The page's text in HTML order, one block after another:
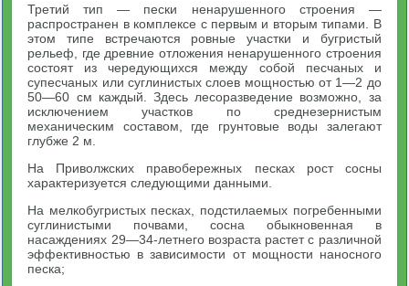
Третий тип — пески ненарушенного строения —
распространен в комплексе с первым и вторым типами. В
этом типе встречаются ровные участки и бугристый
рельеф, где древние отложения ненарушенного строения
состоят из чередующихся между собой песчаных и
супесчаных или суглинистых слоев мощностью от 1—2 до
50—60 см каждый. Здесь лесоразведение возможно, за
исключением участков по среднезернистым
механическим составом, где грунтовые воды залегают
глубже 2 м.
На Приволжских правобережных песках рост сосны
характеризуется следующими данными.
На мелкобугристых песках, подстилаемых погребенными
суглинистыми почвами, сосна обыкновенная в
насаждениях 29—34-летнего возраста растет с различной
эффективностью в зависимости от мощности наносного
песка;